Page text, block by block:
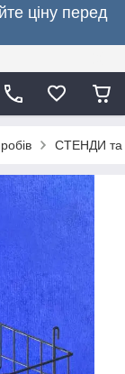
ціну перед
СТЕНДИ та